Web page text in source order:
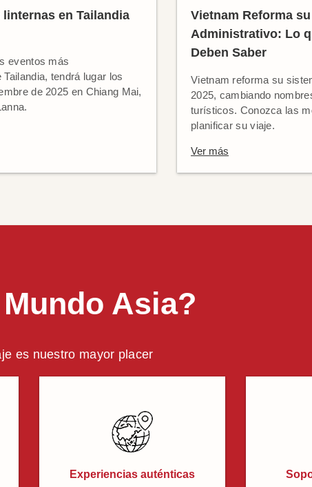
en Tailandia
eventos más
tendrá lugar los
de 2025 en Chiang Mai,
Vietnam Reforma
Administrativo: Lo
Deben Saber
Vietnam reforma su
2025, cambiando
turísticos. Conozca las
planificar su viaje.
Ver más
Asia?
es nuestro mayor placer
Experiencias auténticas